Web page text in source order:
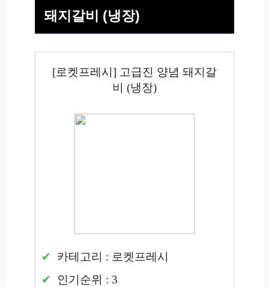
돼지갈비 (냉장)
[로켓프레시] 고급진 양념 돼지갈
비 (냉장)
카테고리 : 로켓프레시
인기순위 : 3